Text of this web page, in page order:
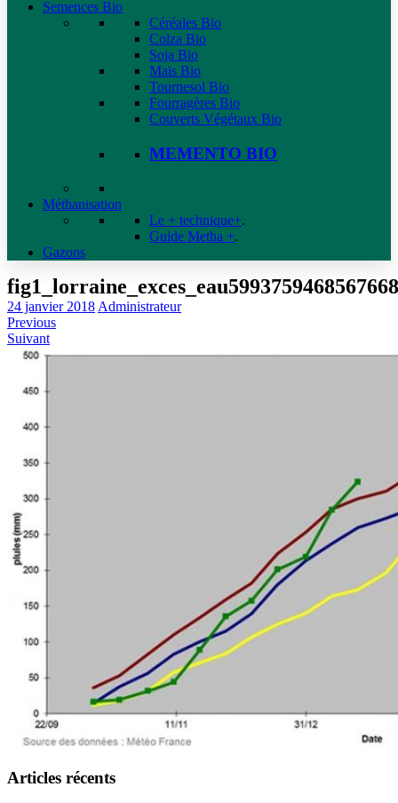
Semences Bio
Céréales Bio
Colza Bio
Soja Bio
Maïs Bio
Tournesol Bio
Fourragères Bio
Couverts Végétaux Bio
MEMENTO BIO
Méthanisation
Le + technique+.
Guide Metha +.
Gazons
24 janvier 2018 Administrateur
Previous
Suivant
Articles récents